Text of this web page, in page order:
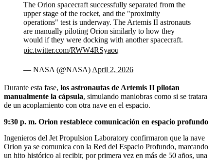
The Orion spacecraft successfully separated from the
upper stage of the rocket, and the "proximity
operations" test is underway. The Artemis II astronauts
are manually piloting Orion similarly to how they
would if they were docking with another spacecraft.
pic.twitter.com/RWW4RSyaoq
— NASA (@NASA) April 2, 2026
Durante esta fase, los astronautas de Artemis II pilotan
manualmente la cápsula, simulando maniobras como si se tratara
de un acoplamiento con otra nave en el espacio.
9:30 p. m. Orion restablece comunicación en espacio profundo
Ingenieros del Jet Propulsion Laboratory confirmaron que la nave
Orion ya se comunica con la Red del Espacio Profundo, marcando
un hito histórico al recibir, por primera vez en más de 50 años, una